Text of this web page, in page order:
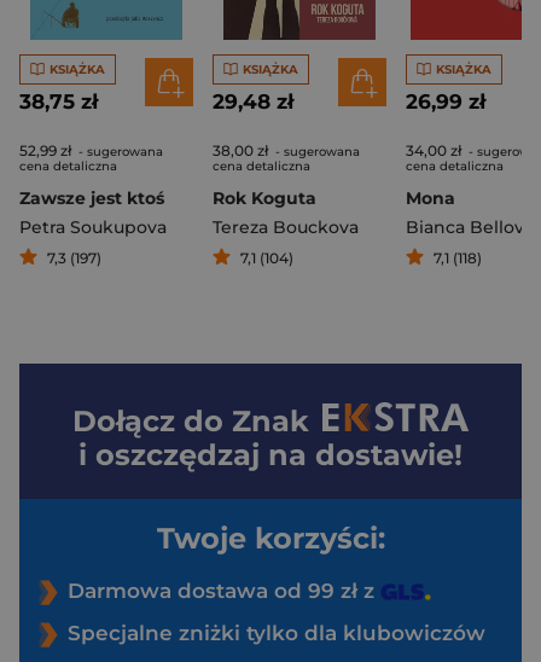
KSIĄŻKA
38,75 zł
52,99 zł - sugerowana
cena detaliczna
Zawsze jest ktoś
Petra Soukupova
7,3 (197)
KSIĄŻKA
29,48 zł
38,00 zł - sugerowana
cena detaliczna
Rok Koguta
Tereza Bouckova
7,1 (104)
KSIĄŻKA
26,99 zł
34,00 zł -
cena detaliczna
Mona
Bianca Bellova
7,1 (118)
Dołącz do Znak
i oszczędzaj na dostawie!
Twoje korzyści:
Darmowa dostawa od 99 zł z
Specjalne zniżki tylko dla klubowiczów